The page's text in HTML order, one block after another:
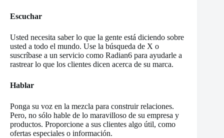
Escuchar
Usted necesita saber lo que la gente está diciendo sobre
usted a todo el mundo. Use la búsqueda de X o
suscríbase a un servicio como Radian6 para ayudarle a
rastrear lo que los clientes dicen acerca de su marca.
Hablar
Ponga su voz en la mezcla para construir relaciones.
Pero, no sólo hable de lo maravilloso de su empresa y
productos. Proporcione a sus clientes algo útil, como
ofertas especiales o información.